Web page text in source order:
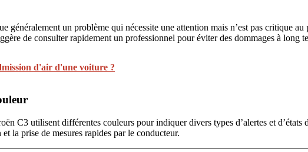
généralement un problème qui nécessite une attention mais n’est pas critique
de consulter rapidement un professionnel pour éviter des dommages à long
d'air d'une voiture ?
C3 utilisent différentes couleurs pour indiquer divers types d’alertes et
la prise de mesures rapides par le conducteur.